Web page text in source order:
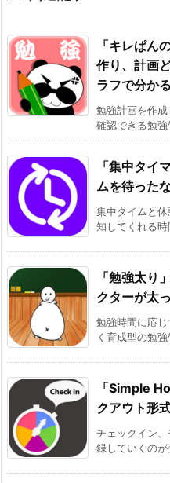
「キレぱん
作り、計画
ラフで分かる
勉強計画を作
確認できる勉
「集中タイ
ムを待った
集中タイムと
知してくれる
「勉強太り
クターが太
勉強時間に応
く育成型の勉
「Simple
クアウト形
チェックイン
録していくの